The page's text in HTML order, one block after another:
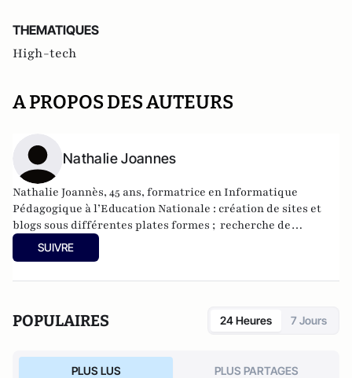
THEMATIQUES
High-tech
A PROPOS DES AUTEURS
Nathalie Joannes
Nathalie Joannès, 45 ans, formatrice en Informatique
Pédagogique à l’Education Nationale : création de sites et
blogs sous différentes plates formes ; recherche de
ressources libres autour de l’éducation ; formation auprès
de public d’adultes sur des logiciels, sites ; élaboration de
SUIVRE
POPULAIRES 24 Heures 7 Jours
PLUS LUS PLUS PARTAGES